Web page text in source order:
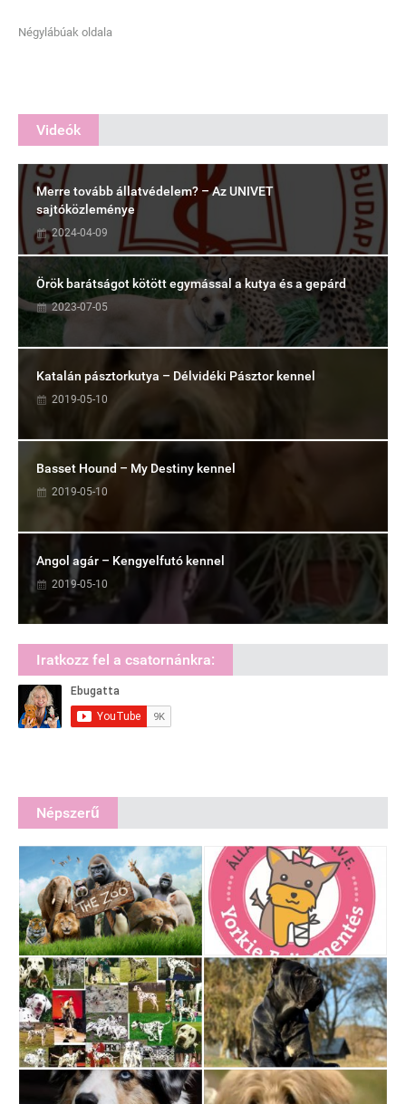
Négylábúak oldala
Videók
Merre tovább állatvédelem? – Az UNIVET
sajtóközleménye
2024-04-09
Örök barátságot kötött egymással a kutya és a gepárd
2023-07-05
Katalán pásztorkutya – Délvidéki Pásztor kennel
2019-05-10
Basset Hound – My Destiny kennel
2019-05-10
Angol agár – Kengyelfutó kennel
2019-05-10
Iratkozz fel a csatornánkra:
Népszerű